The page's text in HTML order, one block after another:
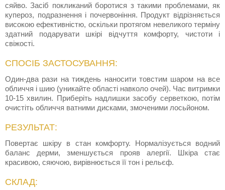
сяйво. Засіб покликаний боротися з такими проблемами, як
купероз, подразнення і почервоніння. Продукт відрізняється
високою ефективністю, оскільки протягом невеликого терміну
здатний подарувати шкірі відчуття комфорту, чистоти і
свіжості.
СПОСІБ ЗАСТОСУВАННЯ:
Один-два рази на тиждень наносити товстим шаром на все
обличчя і шию (уникайте області навколо очей). Час витримки
10-15 хвилин. Приберіть надлишки засобу серветкою, потім
очистіть обличчя ватними дисками, змоченими лосьйоном.
РЕЗУЛЬТАТ:
Повертає шкіру в стан комфорту. Нормалізується водний
баланс дерми, зменшується прояв алергії. Шкіра стає
красивою, сяючою, вирівнюється її тон і рельєф.
СКЛАД: